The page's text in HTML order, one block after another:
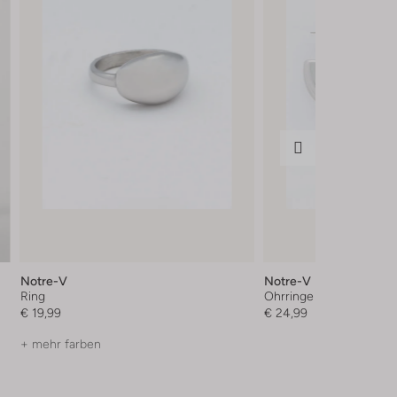
Notre-V
Ring
€ 19,99
+ mehr farben
Notre-V
Ohrringe
€ 24,99